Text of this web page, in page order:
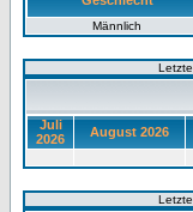
Männlich
Juli
2026
August 2026